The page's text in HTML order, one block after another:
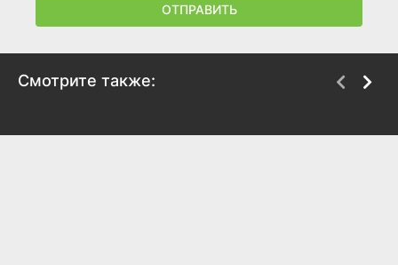
ОТПРАВИТЬ
Смотрите также: